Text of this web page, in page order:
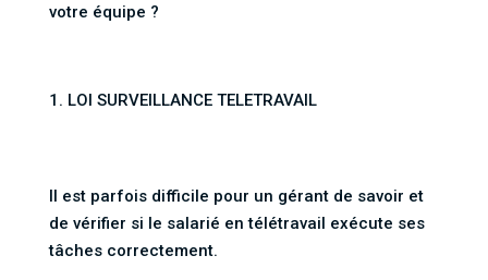
votre équipe ?
LOI SURVEILLANCE TELETRAVAIL
Il est parfois difficile pour un gérant de savoir et
de vérifier si le salarié en télétravail exécute ses
tâches correctement.